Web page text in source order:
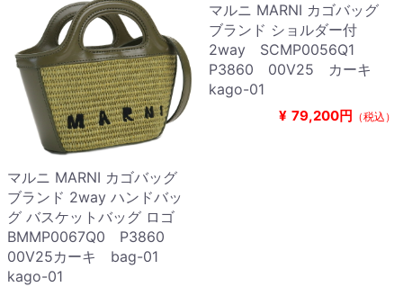
マルニ MARNI カゴバッグ
ブランド 2way ハンドバッ
グ バスケットバッグ ロゴ
BMMP0067Q0 P3860
00V25カーキ bag-01
kago-01
マルニ MARNI カゴバッグ
ブランド ショルダー付
2way SCMP0056Q1
P3860 00V25 カーキ
kago-01
¥ 79,200円 （税込）